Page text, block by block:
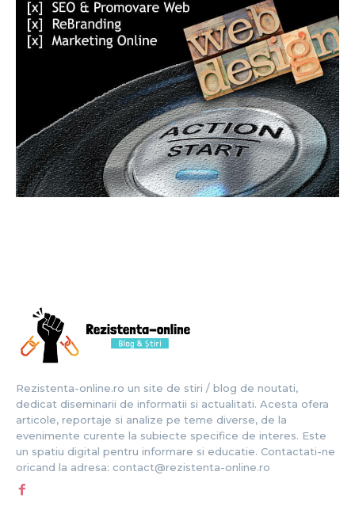
Rezistenta-online.ro un site de stiri / blog de noutati,
dedicat diseminarii de informatii si actualitati. Acesta ofera
articole, reportaje si analize pe teme diverse, de la
evenimente curente la subiecte specifice de interes. Este
un spatiu digital pentru informare si educatie. Contactati-ne
oricand la adresa: contact@rezistenta-online.ro